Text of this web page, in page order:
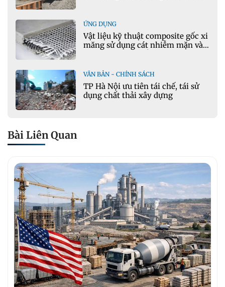
ỨNG DỤNG
Vật liệu kỹ thuật composite gốc xi
măng sử dụng cát nhiễm mặn và
VĂN BẢN - CHÍNH SÁCH
TP Hà Nội ưu tiên tái chế, tái sử
dụng chất thải xây dựng
Bài Liên Quan